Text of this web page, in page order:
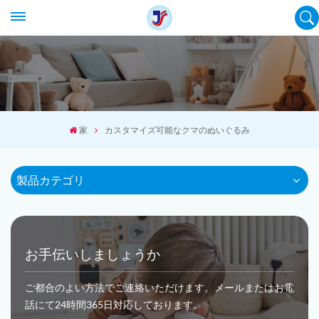
家 カスタマイズ可能なクマのぬいぐるみ
製品カテゴリ
お手伝いしましょうか
ご都合のよい方法でご連絡いただけます。メールまたはお電
話にて24時間365日対応しております。